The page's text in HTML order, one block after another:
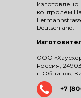
Изготовлено
контролем
Deutschland.
+7
ООО
Россия,
г. Обнинск,